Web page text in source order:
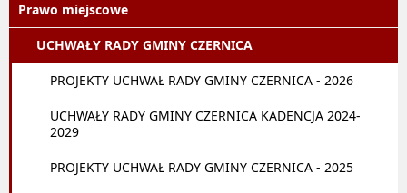
Prawo miejscowe
UCHWAŁY RADY GMINY CZERNICA
PROJEKTY UCHWAŁ RADY GMINY CZERNICA - 2026
UCHWAŁY RADY GMINY CZERNICA KADENCJA 2024-
2029
PROJEKTY UCHWAŁ RADY GMINY CZERNICA - 2025